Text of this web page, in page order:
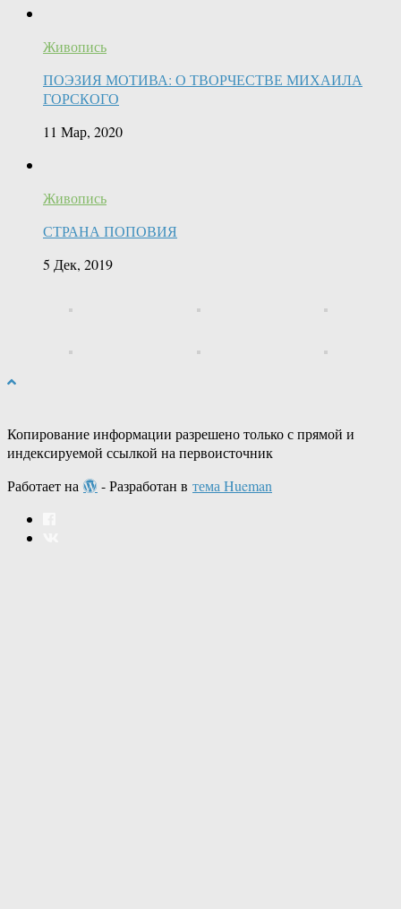
Живопись
ПОЭЗИЯ МОТИВА: О ТВОРЧЕСТВЕ МИХАИЛА
ГОРСКОГО
11 Мар, 2020
Живопись
СТРАНА ПОПОВИЯ
5 Дек, 2019
Копирование информации разрешено только с прямой и
индексируемой ссылкой на первоисточник
Работает на
- Разработан в тема Hueman